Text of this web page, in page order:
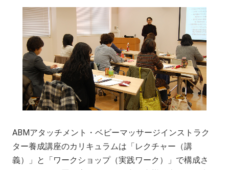
ABMアタッチメント・ベビーマッサージインストラク
ター養成講座のカリキュラムは「レクチャー（講
義）」と「ワークショップ（実践ワーク）」で構成さ